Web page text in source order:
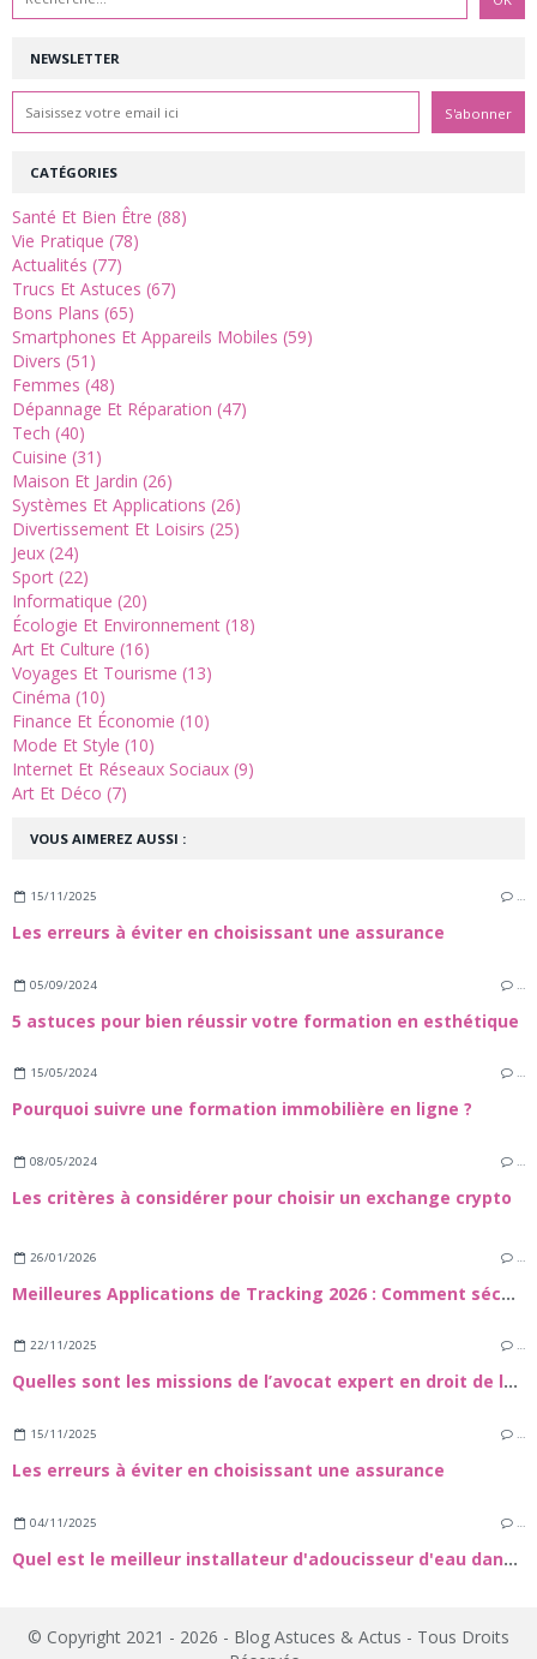
NEWSLETTER
VOUS AIMEREZ AUSSI :
15/11/2025 …
Les erreurs à éviter en choisissant une assurance
05/09/2024 …
5 astuces pour bien réussir votre formation en esthétique
15/05/2024 …
Pourquoi suivre une formation immobilière en ligne ?
08/05/2024 …
Les critères à considérer pour choisir un exchange crypto
26/01/2026 …
Meilleures Applications de Tracking 2026 : Comment sécuuriser vos proches et vos appareils
22/11/2025 …
Quelles sont les missions de l’avocat expert en droit de la construction et dans le domaine des travaux de rénovation énergétique ?
15/11/2025 …
Les erreurs à éviter en choisissant une assurance
04/11/2025
Quel est le meilleur installateur d'adoucisseur d'eau dans le 72 ?
CATÉGORIES
Santé Et Bien Être (88)
Vie Pratique (78)
Actualités (77)
Trucs Et Astuces (67)
Bons Plans (65)
Smartphones Et Appareils Mobiles (59)
Divers (51)
Femmes (48)
Dépannage Et Réparation (47)
Tech (40)
Cuisine (31)
Maison Et Jardin (26)
Systèmes Et Applications (26)
Divertissement Et Loisirs (25)
Jeux (24)
Sport (22)
Informatique (20)
Écologie Et Environnement (18)
Art Et Culture (16)
Voyages Et Tourisme (13)
Cinéma (10)
Finance Et Économie (10)
Mode Et Style (10)
Internet Et Réseaux Sociaux (9)
Art Et Déco (7)
© Copyright 2021 - 2026 - Blog Astuces & Actus - Tous Droits